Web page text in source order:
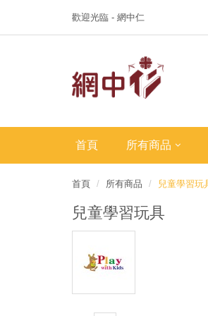
歡迎光臨 - 網中仁
首頁 所有商品
首頁 所有商品 兒童學習玩
兒童學習玩具